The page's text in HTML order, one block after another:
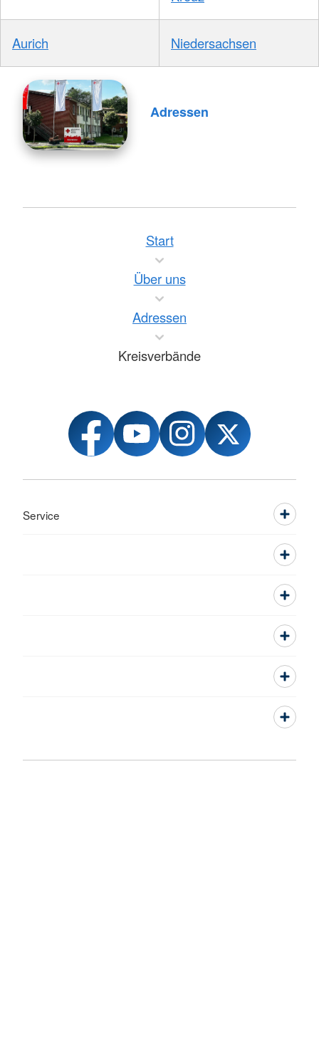
Aurich Niedersachsen
Adressen
Start
Über uns
Adressen
Kreisverbände
Service